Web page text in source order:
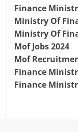
Finance
Ministry Of
Ministry Of
Mof Jobs 2024
Mof
Finance
Finance